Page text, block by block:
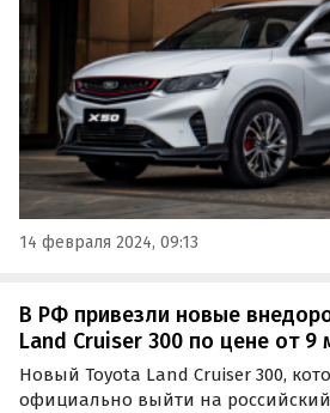
14 февраля 2024, 09:13
В РФ привезли новые
Land Cruiser 300 по цене от 9
Новый Toyota Land Cruiser 300,
официально выйти на российский